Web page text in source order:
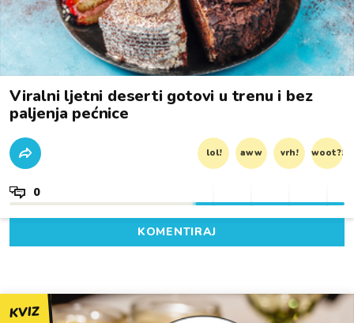
Viralni ljetni deserti gotovi u trenu i bez
paljenja pećnice
lol! aww vrh! woot?!
0
KOMENTIRAJ
KVIZ